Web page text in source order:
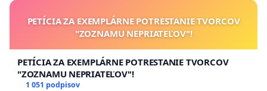
PETÍCIA ZA EXEMPLÁRNE POTRESTANIE TVORCOV
"ZOZNAMU NEPRIATEĽOV"!
PETÍCIA ZA EXEMPLÁRNE POTRESTANIE TVORCOV
"ZOZNAMU NEPRIATEĽOV"!
1 051 podpisov